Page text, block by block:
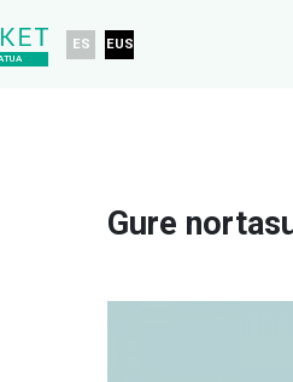
ES EUS
Gure